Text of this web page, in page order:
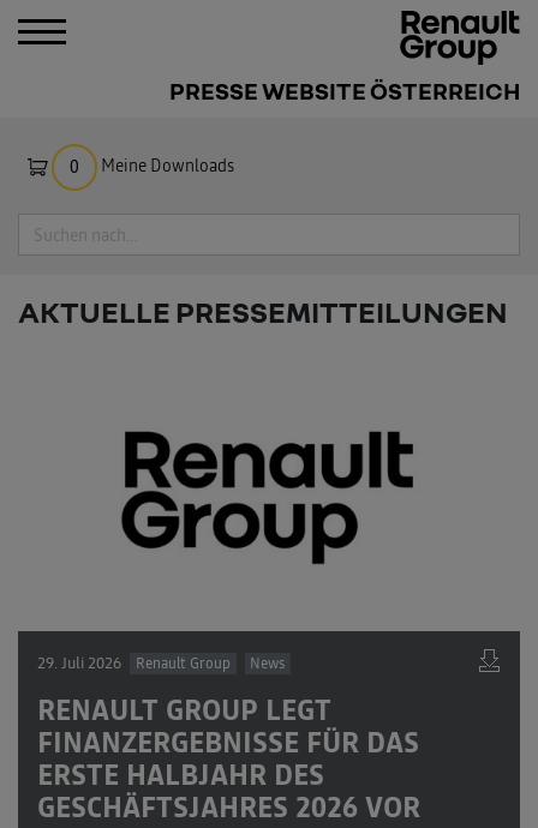
PRESSE WEBSITE ÖSTERREICH
0 Meine Downloads
Suche
AKTUELLE PRESSEMITTEILUNGEN
29. Juli 2026 Renault Group News
RENAULT GROUP LEGT
FINANZERGEBNISSE FÜR DAS
ERSTE HALBJAHR DES
GESCHÄFTSJAHRES 2026 VOR